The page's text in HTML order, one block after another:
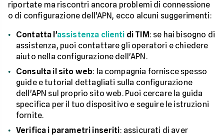
riportate ma riscontri ancora problemi di connessione
o di configurazione dell'APN, ecco alcuni suggerimenti:
Contatta l'assistenza clienti di TIM: se hai bisogno di
assistenza, puoi contattare gli operatori e chiedere
aiuto nella configurazione dell'APN.
Consulta il sito web: la compagnia fornisce spesso
guide e tutorial dettagliati sulla configurazione
dell'APN sul proprio sito web. Puoi cercare la guida
specifica per il tuo dispositivo e seguire le istruzioni
fornite.
Verifica i parametri inseriti: assicurati di aver